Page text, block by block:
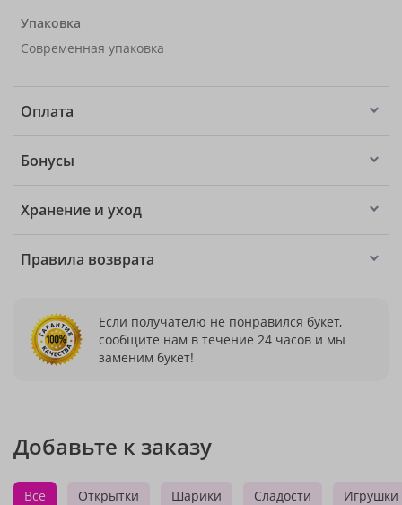
Упаковка
Современная упаковка
Оплата
Бонусы
Хранение и уход
Правила возврата
Если получателю не понравился букет,
сообщите нам в течение 24 часов и мы
заменим букет!
Добавьте к заказу
Все Открытки Шарики Сладости Игрушки